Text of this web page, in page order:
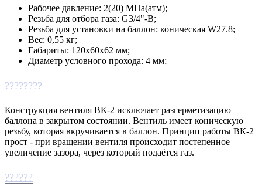
Рабочее давление: 2(20) МПа(атм);
Резьба для отбора газа: G3/4"-B;
Резьба для установки на баллон: коническая W27.8;
Вес: 0,55 кг;
Габариты: 120х60х62 мм;
Диаметр условного прохода: 4 мм;
????????
Конструкция вентиля ВК-2 исключает разгерметизацию
баллона в закрытом состоянии. Вентиль имеет коническую
резьбу, которая вкручивается в баллон. Принцип работы ВК-2
прост - при вращении вентиля происходит постепенное
увеличение зазора, через который подаётся газ.
??????